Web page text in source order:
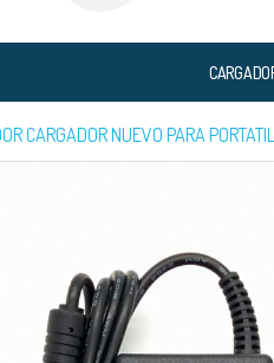
CARGADOR NUEVO PARA